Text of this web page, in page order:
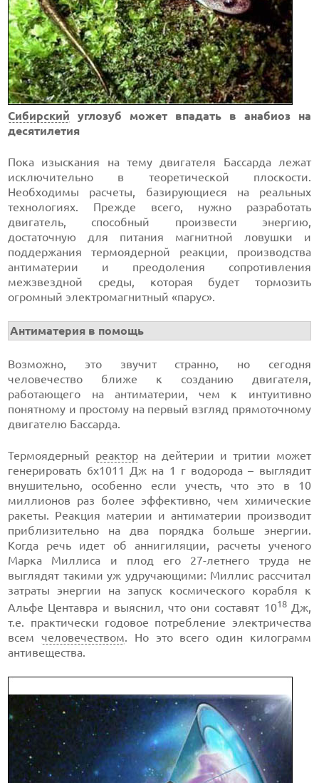
Сибирский углозуб может впадать в анабиоз на
десятилетия
Пока изыскания на тему двигателя Бассарда лежат
исключительно в теоретической плоскости.
Необходимы расчеты, базирующиеся на реальных
технологиях. Прежде всего, нужно разработать
двигатель, способный произвести энергию,
достаточную для питания магнитной ловушки и
поддержания термоядерной реакции, производства
антиматерии и преодоления сопротивления
межзвездной среды, которая будет тормозить
огромный электромагнитный «парус».
Антиматерия в помощь
Возможно, это звучит странно, но сегодня
человечество ближе к созданию двигателя,
работающего на антиматерии, чем к интуитивно
понятному и простому на первый взгляд прямоточному
двигателю Бассарда.
Термоядерный реактор на дейтерии и тритии может
генерировать 6х1011 Дж на 1 г водорода – выглядит
внушительно, особенно если учесть, что это в 10
миллионов раз более эффективно, чем химические
ракеты. Реакция материи и антиматерии производит
приблизительно на два порядка больше энергии.
Когда речь идет об аннигиляции, расчеты ученого
Марка Миллиса и плод его 27-летнего труда не
выглядят такими уж удручающими: Миллис рассчитал
затраты энергии на запуск космического корабля к
Альфе Центавра и выяснил, что они составят 1018Дж,
т.е. практически годовое потребление электричества
всем человечеством. Но это всего один килограмм
антивещества.